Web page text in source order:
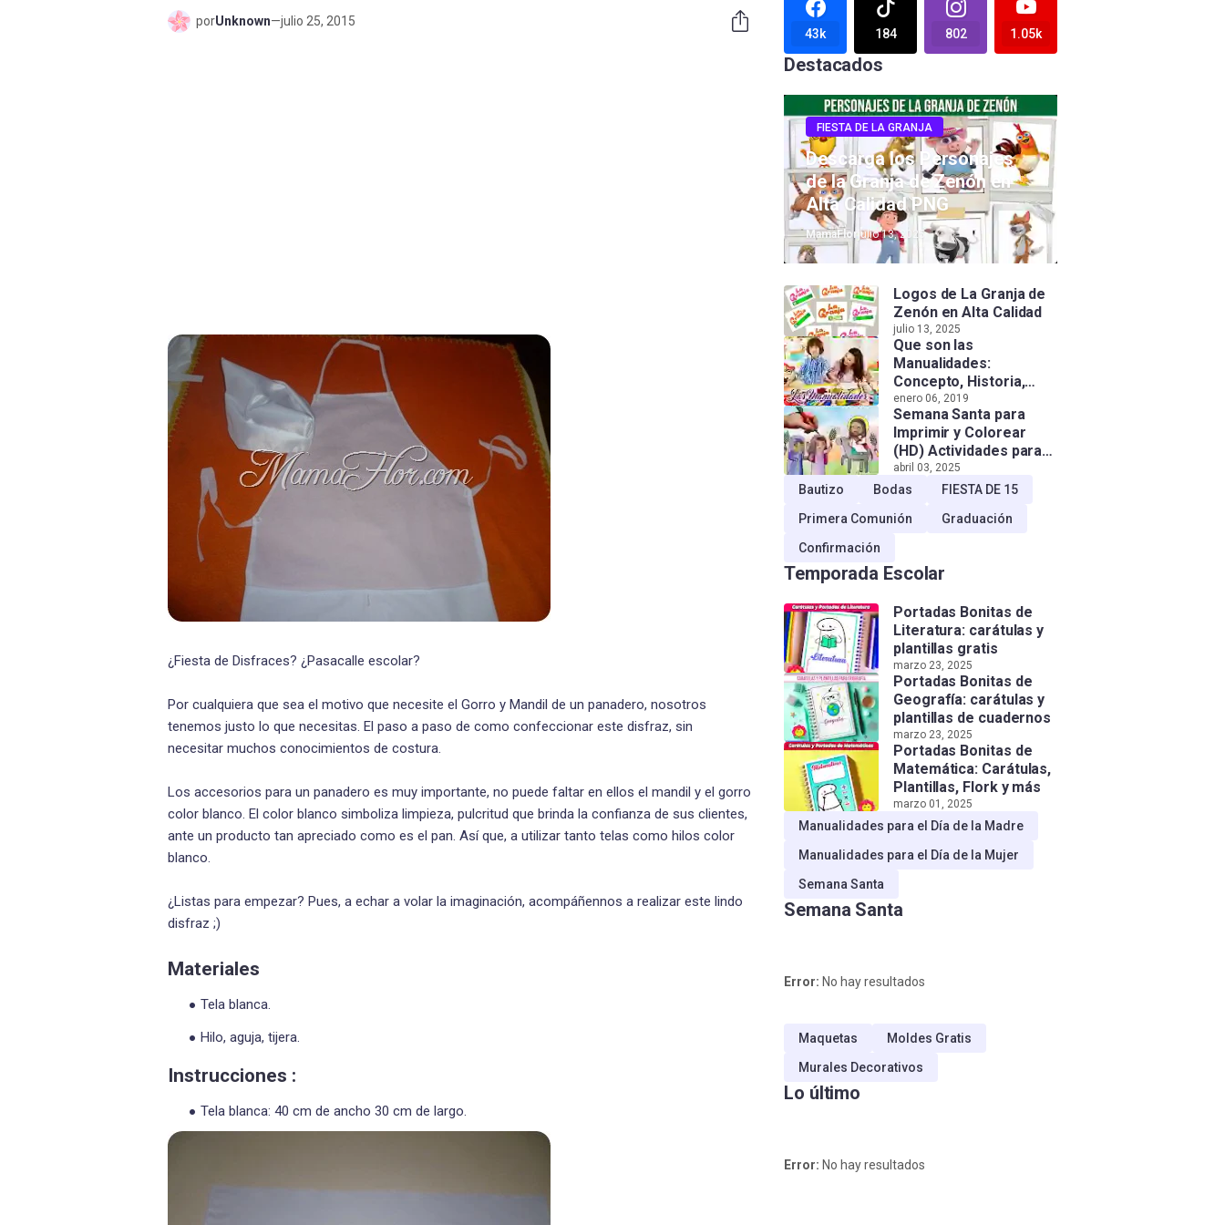
porUnknown—julio 25, 2015
¿Fiesta de Disfraces? ¿Pasacalle escolar?
Por cualquiera que sea el motivo que necesite el Gorro y Mandil de un panadero, nosotros
tenemos justo lo que necesitas. El paso a paso de como confeccionar este disfraz, sin
necesitar muchos conocimientos de costura.
Los accesorios para un panadero es muy importante, no puede faltar en ellos el mandil y el gorro
color blanco. El color blanco simboliza limpieza, pulcritud que brinda la confianza de sus clientes,
ante un producto tan apreciado como es el pan. Así que, a utilizar tanto telas como hilos color
blanco.
¿Listas para empezar? Pues, a echar a volar la imaginación, acompáñennos a realizar este lindo
disfraz ;)
Materiales
Tela blanca.
Hilo, aguja, tijera.
Instrucciones :
Tela blanca: 40 cm de ancho 30 cm de largo.
43k 184 802 1.05k
Destacados
FIESTA DE LA GRANJA
Descarga los Personajes
de la Granja de Zenón en
Alta Calidad PNG
MamaFlorjulio 13, 2025
Logos de La Granja de
Zenón en Alta Calidad
julio 13, 2025
Que son las
Manualidades:
Concepto, Historia,
Tipos e Importancia
enero 06, 2019
Semana Santa para
Imprimir y Colorear
(HD) Actividades para
Niños!
abril 03, 2025
Bautizo Bodas
FIESTA DE 15
Primera Comunión
Graduación
Confirmación
Temporada Escolar
Portadas Bonitas de
Literatura: carátulas y
plantillas gratis
marzo 23, 2025
Portadas Bonitas de
Geografía: carátulas y
plantillas de cuadernos
marzo 23, 2025
Portadas Bonitas de
Matemática: Carátulas,
Plantillas, Flork y más
marzo 01, 2025
Manualidades para el Día de la Madre
Manualidades para el Día de la Mujer
Semana Santa
Semana Santa
Error: No hay resultados
Maquetas
Moldes Gratis
Murales Decorativos
Lo último
Error: No hay resultados